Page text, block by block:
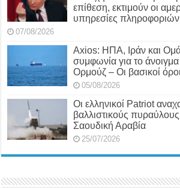
επίθεση, εκτιμούν οι
υπηρεσίες πληροφοριών
07/08/2026
Axios: ΗΠΑ, Ιράν και
συμφωνία για το
Ορμούζ – Οι βασικοί όροι
05/08/2026
Οι ελληνικοί Patriot
βαλλιστικούς
Σαουδική Αραβία
25/07/2026